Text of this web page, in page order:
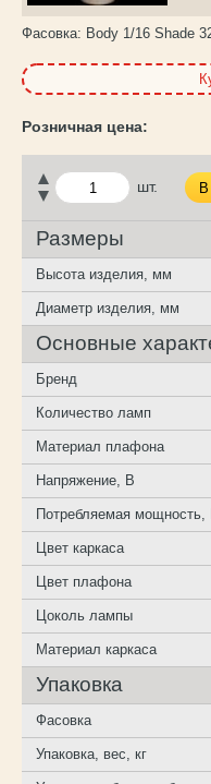
Фасовка: Body 1/16 Shade
шт. В
Размеры
Высота изделия, мм
Диаметр изделия, мм
Основные
Бренд
Количество ламп
Материал плафона
Напряжение, В
Потребляемая мощность,
Цвет каркаса
Цвет плафона
Цоколь лампы
Материал каркаса
Упаковка
Фасовка
Упаковка, вес, кг